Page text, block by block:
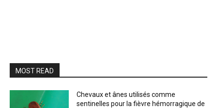
MOST READ
Chevaux et ânes utilisés comme
sentinelles pour la fièvre hémorragique de